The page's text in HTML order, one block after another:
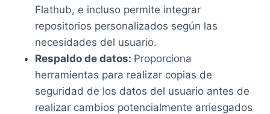
Flathub, e incluso permite integrar
repositorios personalizados según las
necesidades del usuario.
Respaldo de datos: Proporciona
herramientas para realizar copias de
seguridad de los datos del usuario antes de
realizar cambios potencialmente arriesgados